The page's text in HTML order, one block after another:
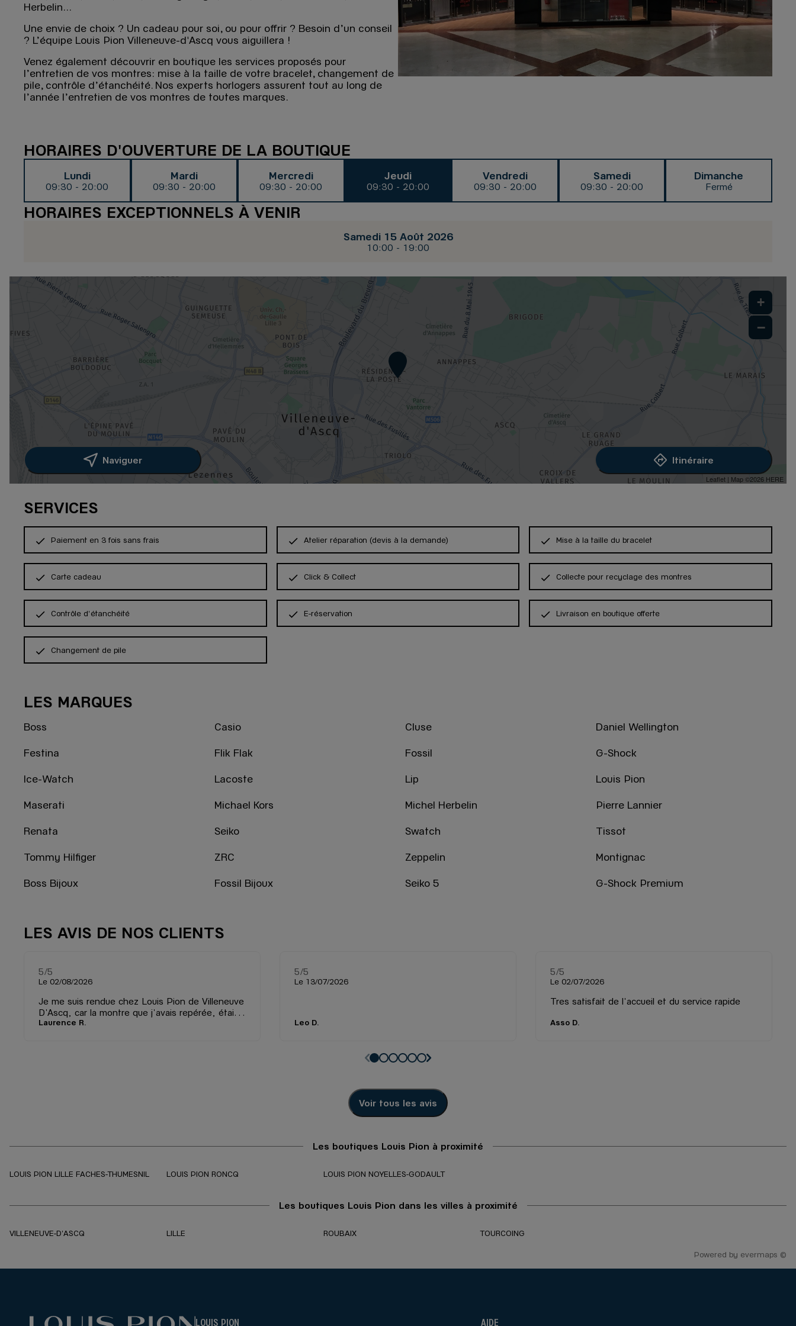
Herbelin...
Une envie de choix ? Un cadeau pour soi, ou pour offrir ? Besoin d’un conseil
? L’équipe Louis Pion Villeneuve-d'Ascq vous aiguillera !
Venez également découvrir en boutique les services proposés pour
l’entretien de vos montres: mise à la taille de votre bracelet, changement de
pile, contrôle d’étanchéité. Nos experts horlogers assurent tout au long de
l’année l’entretien de vos montres de toutes marques.
HORAIRES D'OUVERTURE DE LA BOUTIQUE
Lundi
09:30 - 20:00
Mardi
09:30 - 20:00
Mercredi
09:30 - 20:00
Jeudi
09:30 - 20:00
Vendredi
09:30 - 20:00
Samedi
09:30 - 20:00
Dimanche
Fermé
HORAIRES EXCEPTIONNELS À VENIR
Samedi 15 Août 2026
10:00 - 19:00
+
−
Leaflet | Map ©2026 HERE
Naviguer Itinéraire
SERVICES
Paiement en 3 fois sans frais Atelier réparation (devis à la demande) Mise à la taille du bracelet
Carte cadeau Click & Collect Collecte pour recyclage des montres
Contrôle d'étanchéité E-réservation Livraison en boutique offerte
Changement de pile
LES MARQUES
Boss Casio Cluse Daniel Wellington
Festina Flik Flak Fossil G-Shock
Ice-Watch Lacoste Lip Louis Pion
Maserati Michael Kors Michel Herbelin Pierre Lannier
Renata Seiko Swatch Tissot
Tommy Hilfiger ZRC Zeppelin Montignac
Boss Bijoux Fossil Bijoux Seiko 5 G-Shock Premium
LES AVIS DE NOS CLIENTS
5/5
Le 02/08/2026
Je me suis rendue chez Louis Pion de Villeneuve
D'Ascq, car la montre que j'avais repérée, était
disponible sur place. La conseillère de vente n'a
Laurence R.
5/5
Le 13/07/2026
Leo D.
5/5
Le 02/07/2026
Tres satisfait de l'accueil et du service rapide
Asso D.
Voir tous les avis
Les boutiques Louis Pion à proximité
LOUIS PION LILLE FACHES-THUMESNIL LOUIS PION RONCQ LOUIS PION NOYELLES-GODAULT
Les boutiques Louis Pion dans les villes à proximité
VILLENEUVE-D'ASCQ LILLE ROUBAIX TOURCOING
Powered by evermaps ©
LOUIS PION AIDE